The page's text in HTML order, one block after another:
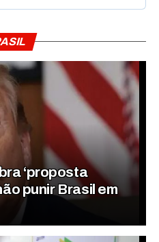
‘proposta
punir Brasil em